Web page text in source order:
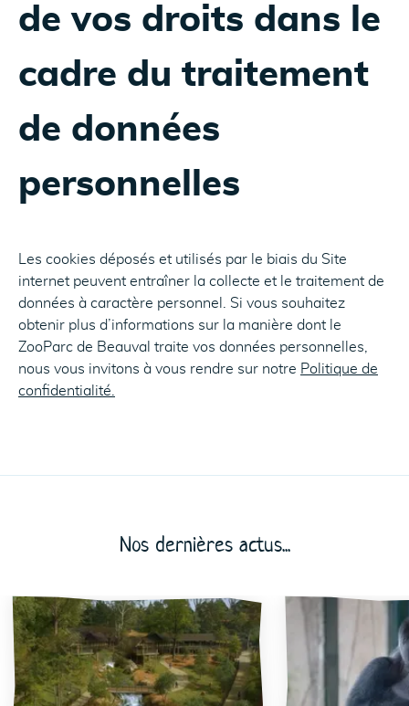
de vos droits dans le
cadre du traitement
de données
personnelles
Les cookies déposés et utilisés par le biais du Site
internet peuvent entraîner la collecte et le traitement de
données à caractère personnel. Si vous souhaitez
obtenir plus d’informations sur la manière dont le
ZooParc de Beauval traite vos données personnelles,
nous vous invitons à vous rendre sur notre Politique de
confidentialité.
Nos dernières actus...